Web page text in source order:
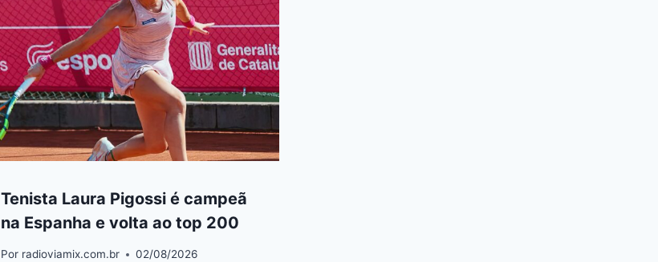
Tenista Laura Pigossi é campeã
na Espanha e volta ao top 200
Por radioviamix.com.br 02/08/2026